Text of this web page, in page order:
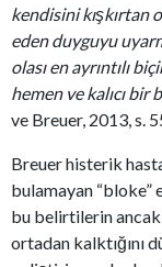
kendisini kışkırtan
eden duyguyu
olası en ayrıntılı
hemen ve kalıcı
ve Breuer, 2013, s.
Breuer histerik
bulamayan “bloke”
bu belirtilerin ancak
ortadan kalktığını